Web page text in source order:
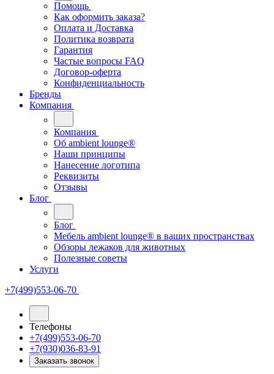
Помощь
Как оформить заказа?
Оплата и Доставка
Политика возврата
Гарантия
Частые вопросы FAQ
Договор-оферта
Конфиденциальность
Бренды
Компания
Компания
Oб ambient lounge®
Наши принципы
Нанесение логотипа
Реквизиты
Отзывы
Блог
Блог
Мебель ambient lounge® в ваших пространствах
Обзоры лежаков для животных
Полезные советы
Услуги
+7(499)553-06-70
Телефоны
+7(499)553-06-70
+7(930)036-83-91
Заказать звонок